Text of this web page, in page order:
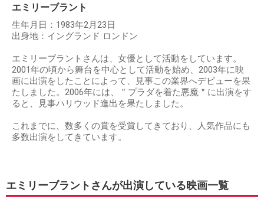
エミリーブラント
生年月日：1983年2月23日
出身地：イングランド ロンドン
エミリーブラントさんは、女優として活動をしています。
2001年の頃から舞台を中心として活動を始め、2003年に映
画に出演をしたことによって、見事この業界へデビューを果
たしました。2006年には、＂プラダを着た悪魔＂に出演をす
ると、見事ハリウッド進出を果たしました。
これまでに、数多くの賞を受賞してきており、人気作品にも
多数出演をしてきています。
エミリーブラントさんが出演している映画一覧